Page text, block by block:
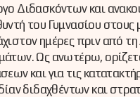
Διδασκόντων και
του Γυμνασίου στους
ημέρες πριν από
Ως ανωτέρω,
και για τις
διδαχθέντων και